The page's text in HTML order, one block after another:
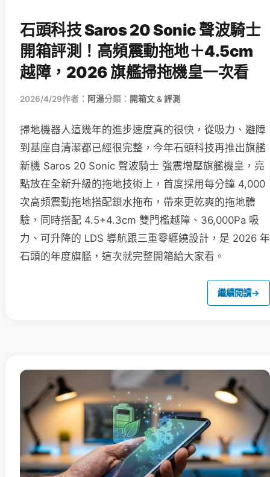
石頭科技 Saros 20 Sonic 聲波騎士
開箱評測！高頻震動拖地＋4.5cm
越障，2026 旗艦掃拖機皇一次看
2026/4/29作者： 阿湯分類： 開箱文 & 評測
掃地機器人這幾年的進步速度真的很快，從吸力、避障
到基座自清潔都已經很完整，今年石頭科技再推出旗艦
新機 Saros 20 Sonic 聲波騎士 強震增壓旗艦機皇，亮
點放在全新升級的拖地技術上，首度採用每分鐘 4,000
次高頻震動拖地搭配鎖水拖布，帶來更乾爽的拖地體
驗，同時搭配 4.5+4.3cm 雙門檻越障、36,000Pa 吸
力、可升降的 LDS 導航跟三重零纏繞設計，是 2026 年
石頭的年度旗艦，這次就完整開箱給大家看。
繼續閱讀→